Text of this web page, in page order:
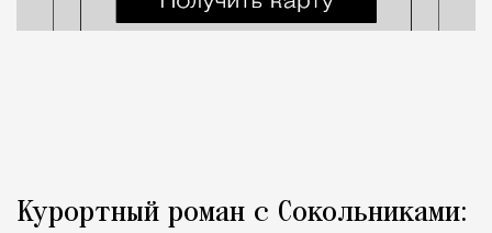
Курортный роман с Сокольниками: